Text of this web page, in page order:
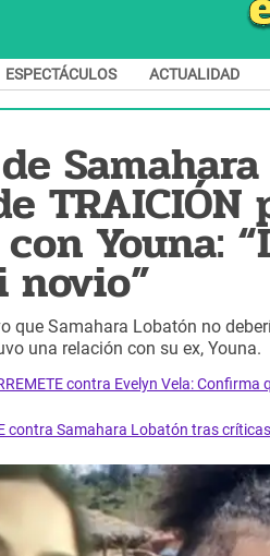
ESPECTÁCULOS ACTUALIDAD
TRAICIÓN
Youna:
novio”
que Samahara Lobatón no
una relación con su ex, Youna.
contra Evelyn Vela: Confirma
contra Samahara Lobatón tras